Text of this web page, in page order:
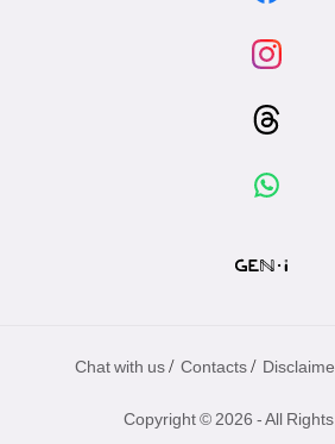
Chat with us / Contacts /
Copyright © 2026 - All